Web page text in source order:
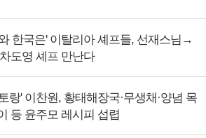
한국은' 이탈리아 셰프들, 선재스님→
도영 셰프 만난다
랑' 이찬원, 황태해장국·무생채·양념 목
등 윤주모 레시피 섭렵